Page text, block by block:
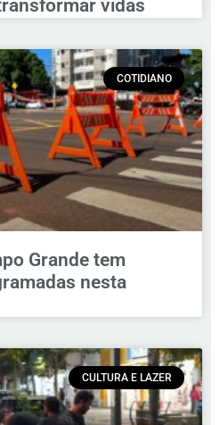
vidas
COTIDIANO
Grande tem
nesta
CULTURA E LAZER